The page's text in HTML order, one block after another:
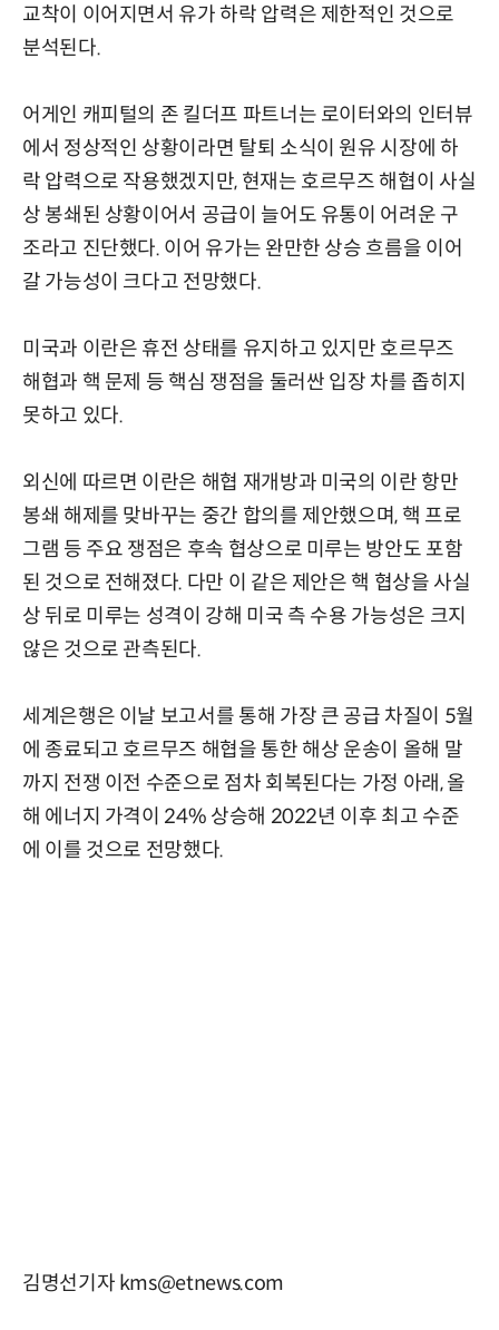
교착이 이어지면서 유가 하락 압력은 제한적인 것으로
분석된다.
어게인 캐피털의 존 킬더프 파트너는 로이터와의 인터뷰
에서 정상적인 상황이라면 탈퇴 소식이 원유 시장에 하
락 압력으로 작용했겠지만, 현재는 호르무즈 해협이 사실
상 봉쇄된 상황이어서 공급이 늘어도 유통이 어려운 구
조라고 진단했다. 이어 유가는 완만한 상승 흐름을 이어
갈 가능성이 크다고 전망했다.
미국과 이란은 휴전 상태를 유지하고 있지만 호르무즈
해협과 핵 문제 등 핵심 쟁점을 둘러싼 입장 차를 좁히지
못하고 있다.
외신에 따르면 이란은 해협 재개방과 미국의 이란 항만
봉쇄 해제를 맞바꾸는 중간 합의를 제안했으며, 핵 프로
그램 등 주요 쟁점은 후속 협상으로 미루는 방안도 포함
된 것으로 전해졌다. 다만 이 같은 제안은 핵 협상을 사실
상 뒤로 미루는 성격이 강해 미국 측 수용 가능성은 크지
않은 것으로 관측된다.
세계은행은 이날 보고서를 통해 가장 큰 공급 차질이 5월
에 종료되고 호르무즈 해협을 통한 해상 운송이 올해 말
까지 전쟁 이전 수준으로 점차 회복된다는 가정 아래, 올
해 에너지 가격이 24% 상승해 2022년 이후 최고 수준
에 이를 것으로 전망했다.
김명선기자 kms@etnews.com